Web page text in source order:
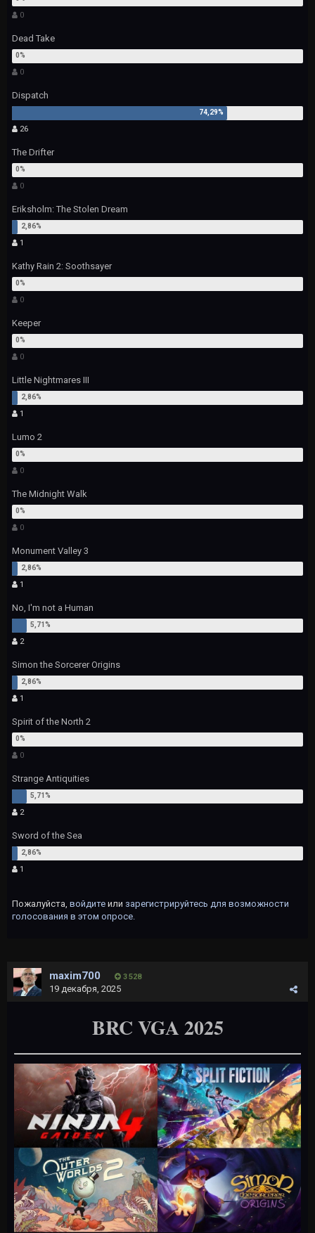
0
Dead Take
0
Dispatch
26
The Drifter
0
Eriksholm: The Stolen Dream
1
Kathy Rain 2: Soothsayer
0
Keeper
0
Little Nightmares III
1
Lumo 2
0
The Midnight Walk
0
Monument Valley 3
1
No, I'm not a Human
2
Simon the Sorcerer Origins
1
Spirit of the North 2
0
Strange Antiquities
2
Sword of the Sea
1
Пожалуйста, войдите или зарегистрируйтесь для возможности
голосования в этом опросе.
maxim700 3 528
19 декабря, 2025
BRC VGA 2025